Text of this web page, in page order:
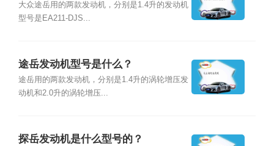
大众途岳用的两款发动机，分别是1.4升的发动机
型号是EA211-DJS...
途岳发动机型号是什么？
途岳用的两款发动机，分别是1.4升的涡轮增压发
动机和2.0升的涡轮增压...
探岳发动机是什么型号的？